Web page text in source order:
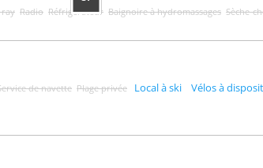
Radio Réfrigérateur Baignoire à hydromassages Sèche-
de navette Plage privée Local à ski Vélos à